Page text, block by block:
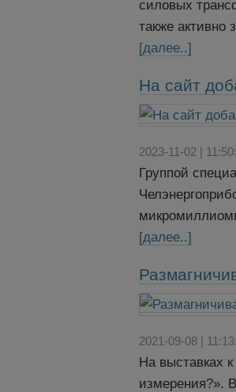
силовых
также активно
[далее..]
На сайт
2023-11-02 |
Группой
[далее..]
2021-09-08 |
На выставках
измерения?».